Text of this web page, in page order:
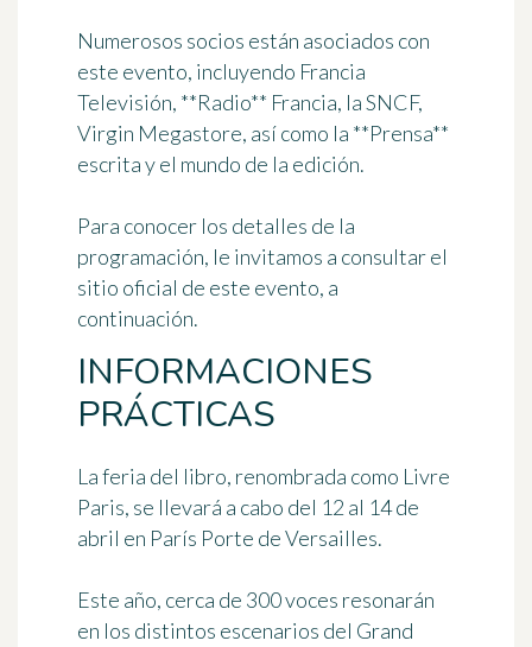
Numerosos socios están asociados con
este evento, incluyendo Francia
Televisión, **Radio** Francia, la SNCF,
Virgin Megastore, así como la **Prensa**
escrita y el mundo de la edición.
Para conocer los detalles de la
programación, le invitamos a consultar el
sitio oficial de este evento, a
continuación.
INFORMACIONES
PRÁCTICAS
La feria del libro, renombrada como Livre
Paris, se llevará a cabo del 12 al 14 de
abril en París Porte de Versailles.
Este año, cerca de 300 voces resonarán
en los distintos escenarios del Grand